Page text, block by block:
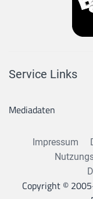
Service Links
Mediadaten
Impressum
Copyright ©